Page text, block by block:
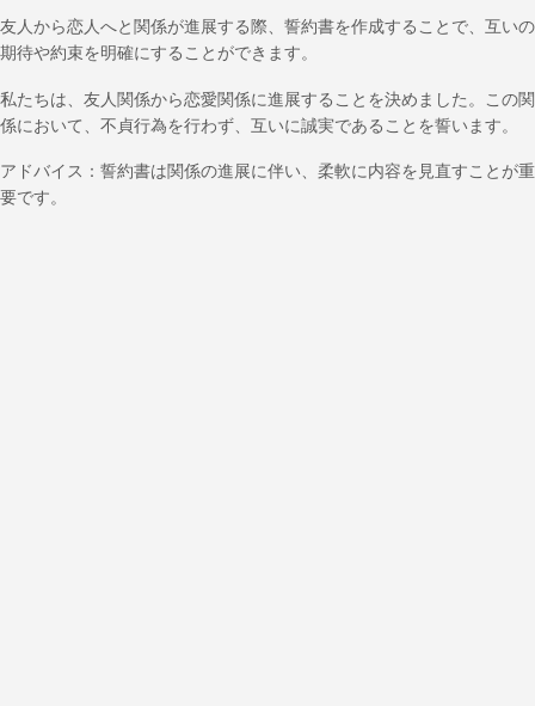
友人から恋人へと関係が進展する際、誓約書を作成することで、互いの
期待や約束を明確にすることができます。
私たちは、友人関係から恋愛関係に進展することを決めました。この関
係において、不貞行為を行わず、互いに誠実であることを誓います。
アドバイス：誓約書は関係の進展に伴い、柔軟に内容を見直すことが重
要です。